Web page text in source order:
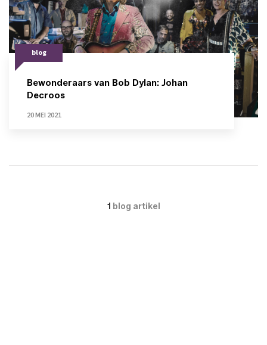
blog
Bewonderaars van Bob Dylan: Johan
Decroos
20 MEI 2021
1 blog artikel